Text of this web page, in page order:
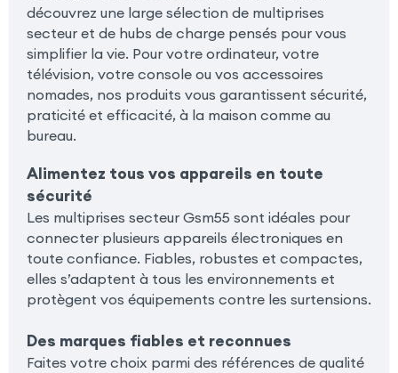
découvrez une large sélection de multiprises
secteur et de hubs de charge pensés pour vous
simplifier la vie. Pour votre ordinateur, votre
télévision, votre console ou vos accessoires
nomades, nos produits vous garantissent sécurité,
praticité et efficacité, à la maison comme au
bureau.
Alimentez tous vos appareils en toute
sécurité
Les multiprises secteur Gsm55 sont idéales pour
connecter plusieurs appareils électroniques en
toute confiance. Fiables, robustes et compactes,
elles s’adaptent à tous les environnements et
protègent vos équipements contre les surtensions.
Des marques fiables et reconnues
Faites votre choix parmi des références de qualité